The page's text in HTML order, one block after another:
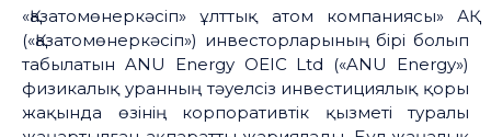
«Қазатомөнеркәсіп» ұлттық атом компаниясы» АҚ
(«Қазатомөнеркәсіп») инвесторларының бірі болып
табылатын ANU Energy OEIC Ltd («ANU Energy»)
физикалық уранның тәуелсіз инвестициялық қоры
жақында өзінің корпоративтік қызметі туралы